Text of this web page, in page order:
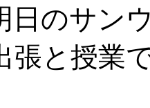
日のサン
張と授業